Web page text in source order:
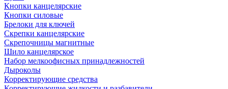
Кнопки канцелярские
Кнопки силовые
Брелоки для ключей
Скрепки канцелярские
Скрепочницы магнитные
Шило канцелярское
Набор мелкоофисных принадлежностей
Дыроколы
Корректирующие средства